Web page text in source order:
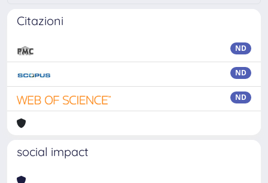
Citazioni
ND
ND
ND
social impact